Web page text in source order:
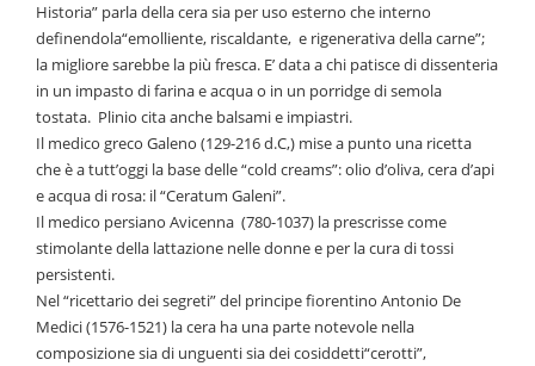
Historia” parla della cera sia per uso esterno che interno
definendola“emolliente, riscaldante, e rigenerativa della carne”;
la migliore sarebbe la più fresca. E’ data a chi patisce di dissenteria
in un impasto di farina e acqua o in un porridge di semola
tostata. Plinio cita anche balsami e impiastri.
Il medico greco Galeno (129-216 d.C,) mise a punto una ricetta
che è a tutt’oggi la base delle “cold creams”: olio d’oliva, cera d’api
e acqua di rosa: il “Ceratum Galeni”.
Il medico persiano Avicenna (780-1037) la prescrisse come
stimolante della lattazione nelle donne e per la cura di tossi
persistenti.
Nel “ricettario dei segreti” del principe fiorentino Antonio De
Medici (1576-1521) la cera ha una parte notevole nella
composizione sia di unguenti sia dei cosiddetti“cerotti”,